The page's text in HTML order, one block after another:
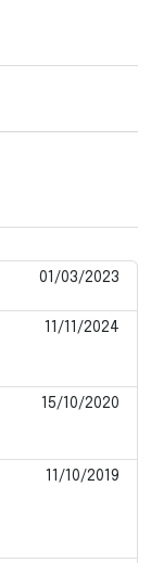
01/03/2023
11/11/2024
15/10/2020
11/10/2019